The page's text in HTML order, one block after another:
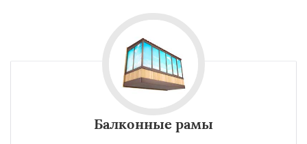
Балконные рамы